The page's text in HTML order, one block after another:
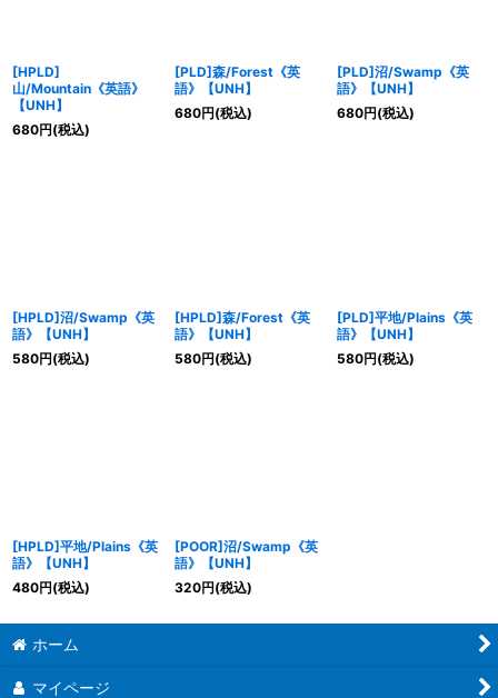
[HPLD]
山/Mountain《英語》
【UNH】
680円(税込)
[PLD]森/Forest《英
語》【UNH】
680円(税込)
[PLD]沼/Swamp《英
語》【UNH】
680円(税込)
[HPLD]沼/Swamp《英
語》【UNH】
580円(税込)
[HPLD]森/Forest《英
語》【UNH】
580円(税込)
[PLD]平地/Plains《英
語》【UNH】
580円(税込)
[HPLD]平地/Plains《英
語》【UNH】
480円(税込)
[POOR]沼/Swamp《英
語》【UNH】
320円(税込)
ホーム
マイページ